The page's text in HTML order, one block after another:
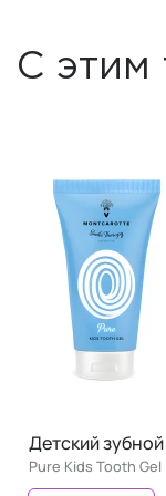
С этим
Детский
Pure Kids Tooth Gel